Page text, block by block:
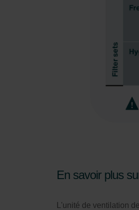
En savoir plus
L'unité de ventilation